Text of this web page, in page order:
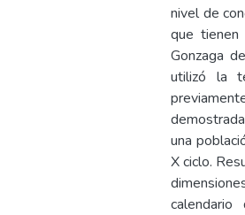
nivel de
que tienen
Gonzaga
utilizó la
una
X ciclo.